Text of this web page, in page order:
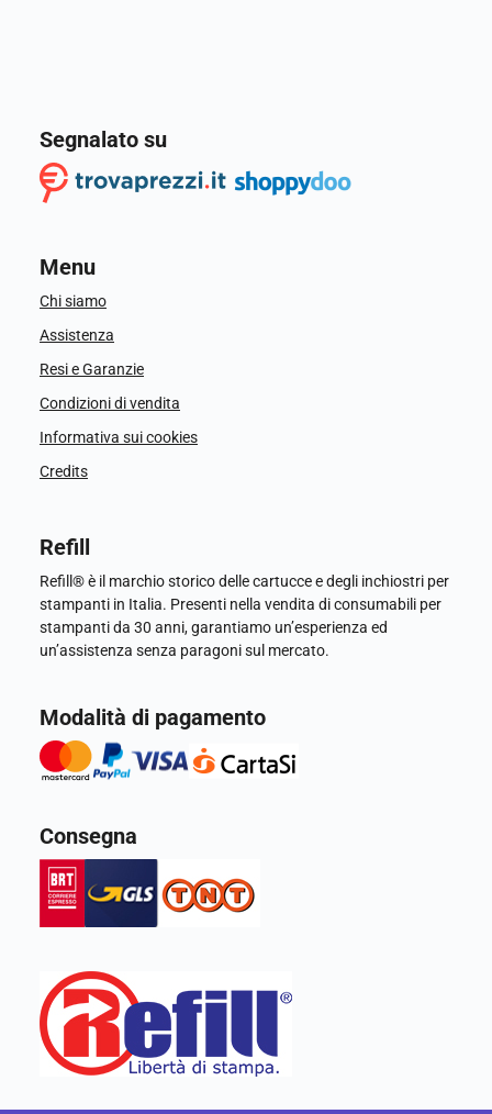
Segnalato su
Menu
Chi siamo
Assistenza
Resi e Garanzie
Condizioni di vendita
Informativa sui cookies
Credits
Refill
Refill® è il marchio storico delle cartucce e degli inchiostri per
stampanti in Italia. Presenti nella vendita di consumabili per
stampanti da 30 anni, garantiamo un’esperienza ed
un’assistenza senza paragoni sul mercato.
Modalità di pagamento
Consegna